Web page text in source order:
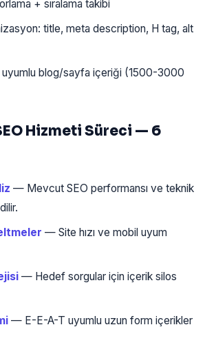
+ sıralama takibi
title, meta description, H tag, alt
uyumlu blog/sayfa içeriği (1500-3000
Hizmeti Süreci — 6
— Mevcut SEO performansı ve teknik
— Site hızı ve mobil uyum
— Hedef sorgular için içerik silos
— E-E-A-T uyumlu uzun form içerikler